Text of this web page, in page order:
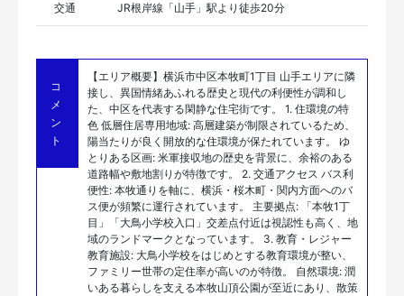
交通 JR根岸線「山手」駅より徒歩20分
コ
メ
ン
ト
【エリア概要】横浜市中区本牧町1丁目 山手エリアに隣
接し、異国情緒あふれる歴史と現代の利便性が調和し
た、中区を代表する閑静な住宅街です。 1. 住環境の特
色 低層住居専用地域: 高層建築が制限されているため、
陽当たりが良く開放的な住環境が保たれています。 ゆ
とりある区画: 米軍接収地の歴史を背景に、余裕のある
道路幅や敷地割りが特徴です。 2. 交通アクセス バス利
便性: 本牧通りを軸に、横浜・桜木町・関内方面へのバ
ス便が頻繁に運行されています。 主要拠点: 「本牧1丁
目」「大鳥小学校入口」交差点付近は視認性も高く、地
域のランドマークとなっています。 3. 教育・レジャー
教育施設: 大鳥小学校をはじめとする教育環境が整い、
ファミリー世帯の定住率が高いのが特徴。 自然環境: 潤
いある暮らしを支える本牧山頂公園が至近にあり、散策